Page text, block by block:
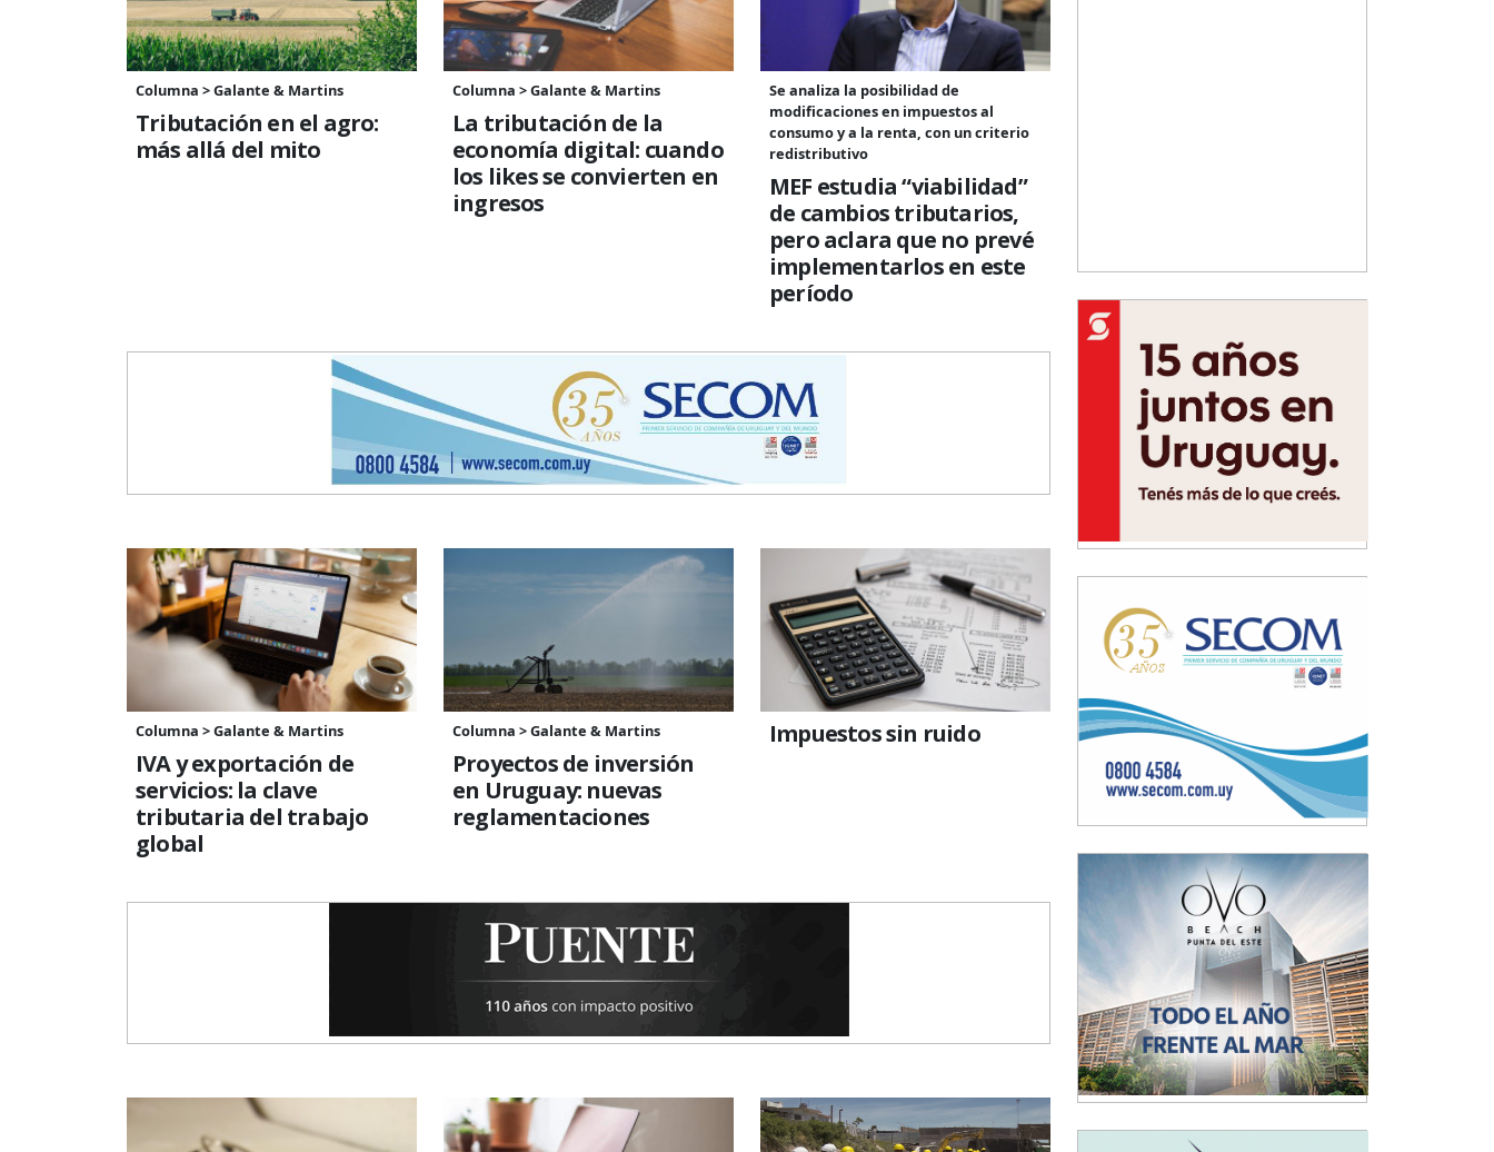
Columna > Galante & Martins
Tributación en el agro:
más allá del mito
Columna > Galante & Martins
La tributación de la
economía digital: cuando
los likes se convierten en
ingresos
Se analiza la posibilidad de
modificaciones en impuestos al
consumo y a la renta, con un criterio
redistributivo
MEF estudia “viabilidad”
de cambios tributarios,
pero aclara que no prevé
implementarlos en este
período
Columna > Galante & Martins
IVA y exportación de
servicios: la clave
tributaria del trabajo
global
Columna > Galante & Martins
Proyectos de inversión
en Uruguay: nuevas
reglamentaciones
Impuestos sin ruido